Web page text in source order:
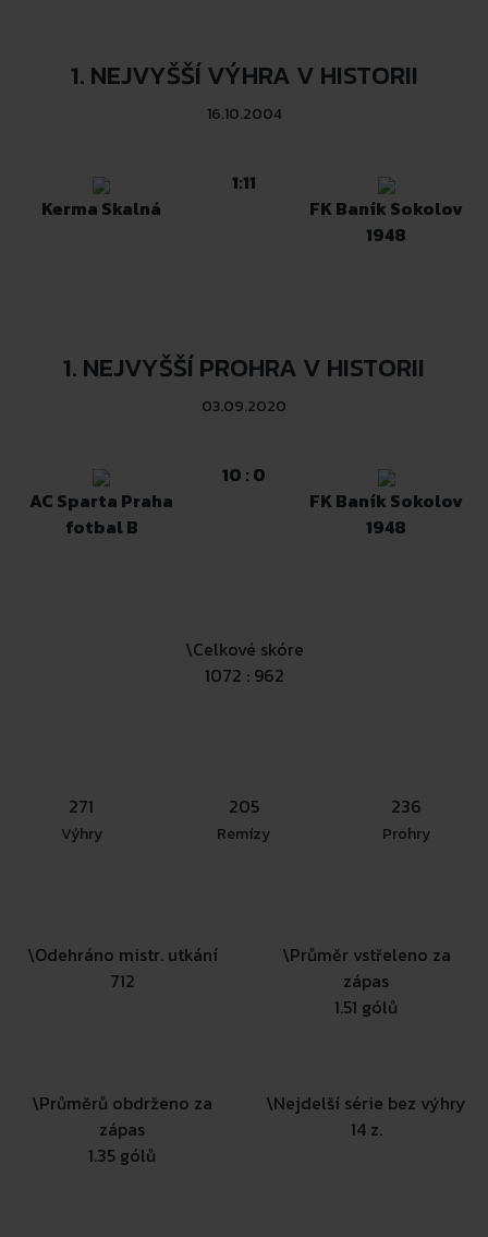
1. NEJVYŠŠÍ VÝHRA V HISTORII
16.10.2004
Kerma Skalná
1:11
FK Baník Sokolov
1948
1. NEJVYŠŠÍ PROHRA V HISTORII
03.09.2020
AC Sparta Praha
fotbal B
10 : 0
FK Baník Sokolov
1948
\Celkové skóre
1072 : 962
271
Výhry
205
Remízy
236
Prohry
\Odehráno mistr. utkání
712
\Průměr vstřeleno za
zápas
1.51 gólů
\Průměrů obdrženo za
zápas
1.35 gólů
\Nejdelší série bez výhry
14 z.